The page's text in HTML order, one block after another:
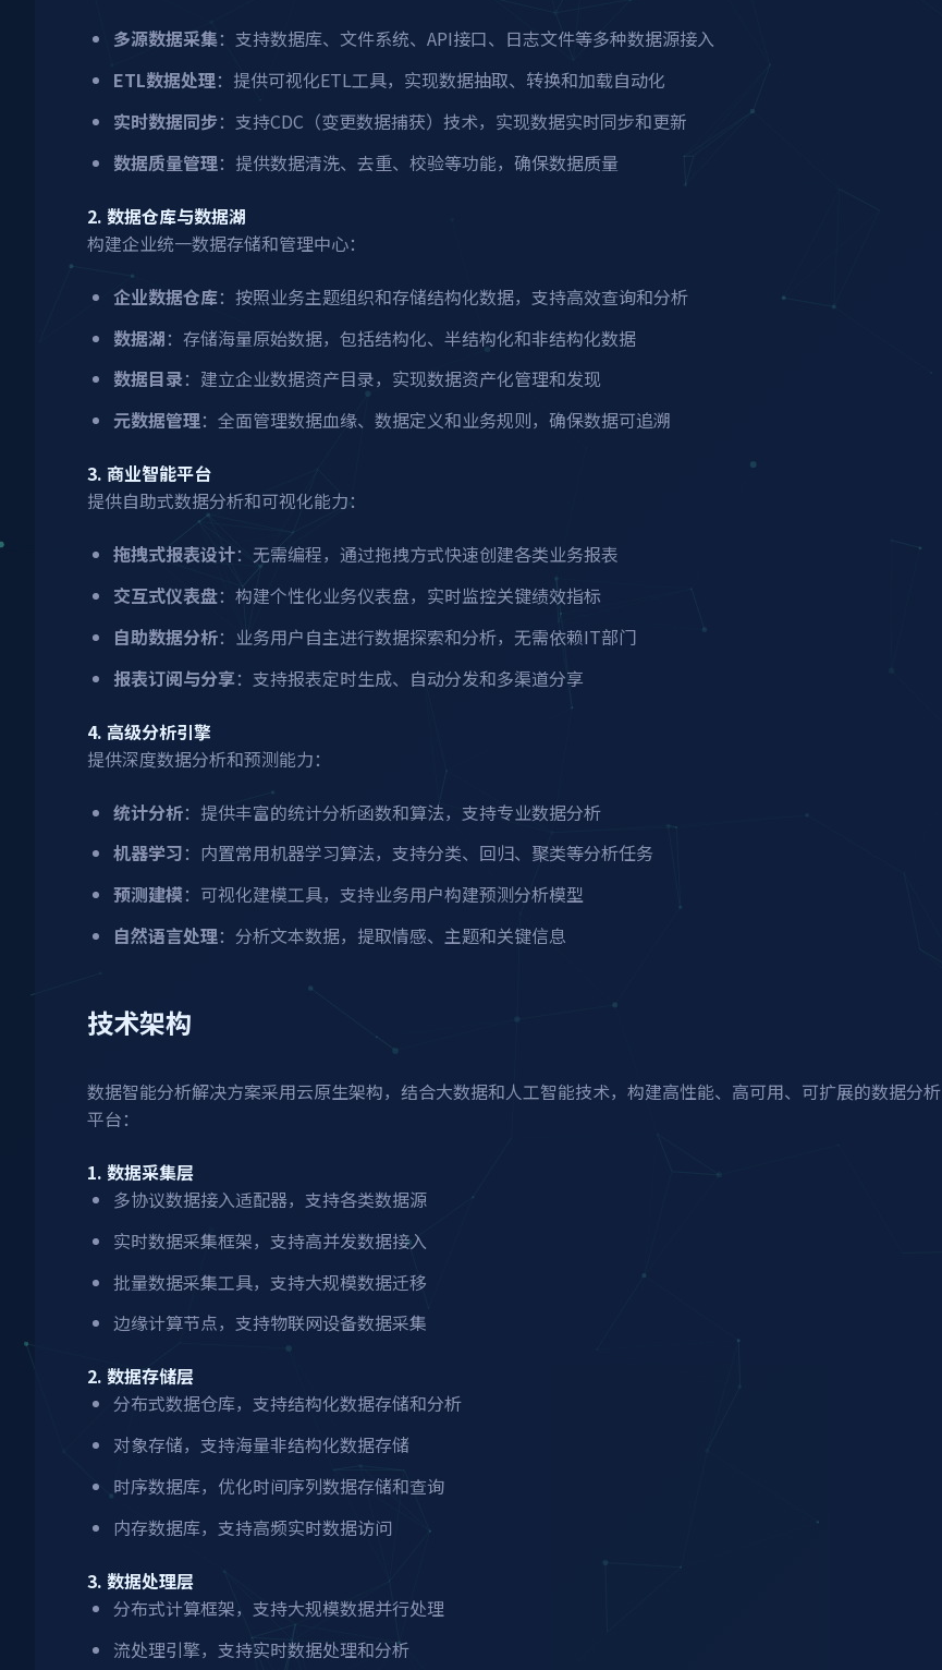
多源数据采集：支持数据库、文件系统、API接口、日志文件等多种数据源接入
ETL数据处理：提供可视化ETL工具，实现数据抽取、转换和加载自动化
实时数据同步：支持CDC（变更数据捕获）技术，实现数据实时同步和更新
数据质量管理：提供数据清洗、去重、校验等功能，确保数据质量
2. 数据仓库与数据湖
构建企业统一数据存储和管理中心：
企业数据仓库：按照业务主题组织和存储结构化数据，支持高效查询和分析
数据湖：存储海量原始数据，包括结构化、半结构化和非结构化数据
数据目录：建立企业数据资产目录，实现数据资产化管理和发现
元数据管理：全面管理数据血缘、数据定义和业务规则，确保数据可追溯
3. 商业智能平台
提供自助式数据分析和可视化能力：
拖拽式报表设计：无需编程，通过拖拽方式快速创建各类业务报表
交互式仪表盘：构建个性化业务仪表盘，实时监控关键绩效指标
自助数据分析：业务用户自主进行数据探索和分析，无需依赖IT部门
报表订阅与分享：支持报表定时生成、自动分发和多渠道分享
4. 高级分析引擎
提供深度数据分析和预测能力：
统计分析：提供丰富的统计分析函数和算法，支持专业数据分析
机器学习：内置常用机器学习算法，支持分类、回归、聚类等分析任务
预测建模：可视化建模工具，支持业务用户构建预测分析模型
自然语言处理：分析文本数据，提取情感、主题和关键信息
技术架构
数据智能分析解决方案采用云原生架构，结合大数据和人工智能技术，构建高性能、高可用、可扩展的数据分析
平台：
1. 数据采集层
多协议数据接入适配器，支持各类数据源
实时数据采集框架，支持高并发数据接入
批量数据采集工具，支持大规模数据迁移
边缘计算节点，支持物联网设备数据采集
2. 数据存储层
分布式数据仓库，支持结构化数据存储和分析
对象存储，支持海量非结构化数据存储
时序数据库，优化时间序列数据存储和查询
内存数据库，支持高频实时数据访问
3. 数据处理层
分布式计算框架，支持大规模数据并行处理
流处理引擎，支持实时数据处理和分析